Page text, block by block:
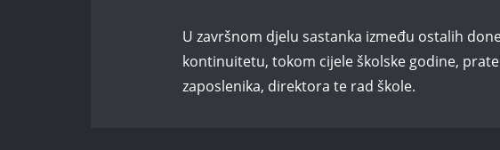
U završnom djelu sastanka između ostalih
kontinuitetu, tokom cijele školske godine,
zaposlenika, direktora te rad škole.